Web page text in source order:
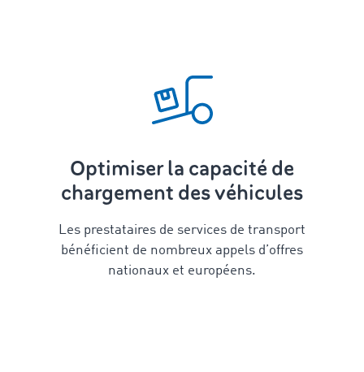
Optimiser la capacité de
chargement des véhicules
Les prestataires de services de transport
bénéficient de nombreux appels d’offres
nationaux et européens.